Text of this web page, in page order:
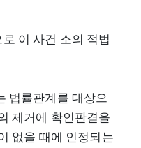
이 사건 소의 적법
법률관계를 대상으
제거에 확인판결을
없을 때에 인정되는